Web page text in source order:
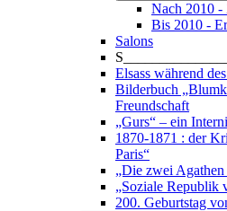
Nach 2010 -
Bis 2010 -
Salons
Elsass während
Bilderbuch
Freundschaft
„Gurs“ – ein
1870-1871 : der
Paris“
„Die zwei
„Soziale Republik
200. Geburtstag